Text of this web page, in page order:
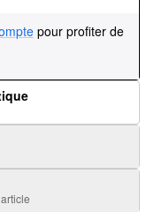
pour profiter de